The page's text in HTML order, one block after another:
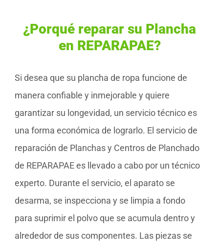
¿Porqué reparar su Plancha
en REPARAPAE?
Si desea que su plancha de ropa funcione de
manera confiable y inmejorable y quiere
garantizar su longevidad, un servicio técnico es
una forma económica de lograrlo. El servicio de
reparación de Planchas y Centros de Planchado
de REPARAPAE es llevado a cabo por un técnico
experto. Durante el servicio, el aparato se
desarma, se inspecciona y se limpia a fondo
para suprimir el polvo que se acumula dentro y
alrededor de sus componentes. Las piezas se